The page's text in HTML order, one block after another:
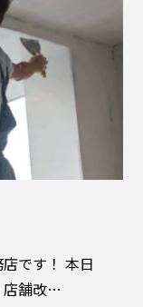
です！ 本日
店舗改…